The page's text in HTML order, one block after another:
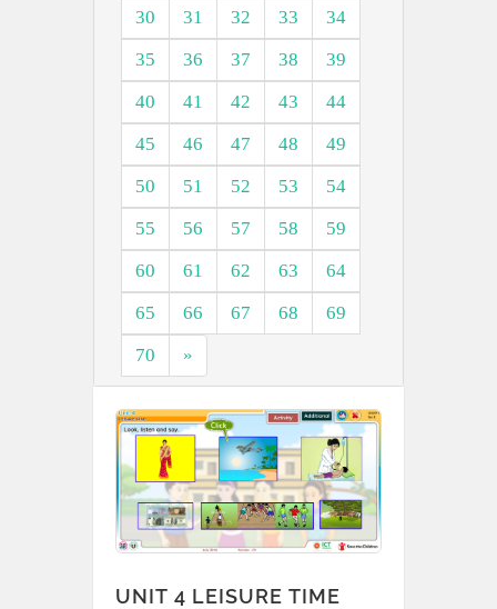
30
31 32 33
34
35
36 37 38
39
40
41 42 43
44
45
46 47 48
49
50
51 52 53
54
55
56 57 58
59
60
61 62 63
64
65
66 67 68
69
70
»
UNIT 4 LEISURE TIME